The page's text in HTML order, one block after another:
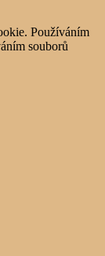
Používáním
souborů